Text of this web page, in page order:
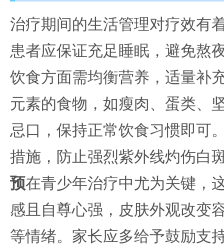
治疗期间的生活管理对疗效有
患者应保证充足睡眠，避免熬
饮食方面需均衡营养，适量补
元素的食物，如瘦肉、蛋类、
忌口，保持正常饮食习惯即可
措施，防止强烈紫外线灼伤白
预在青少年治疗中尤为关键，
感且自尊心强，皮肤外观改变
等情绪。家长应多给予鼓励支